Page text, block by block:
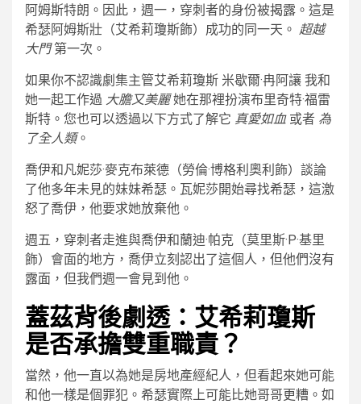
阿姆斯特朗。因此，週一，穿刺者的身份被揭露。這是
希瑟阿姆斯壯（艾希莉瓊斯飾）成功的同一天。 超越
大門第一次。
如果你不認識劇集主管艾希莉瓊斯 米歇爾·冉阿讓 我和
她一起工作過 大膽又美麗她在那裡扮演布里奇特·福雷
斯特。您也可以透過以下方式了解它 真愛如血或者 為
了全人類。
喬伊和凡妮莎·麥克布萊德（勞倫·博格利奧利飾）談論
了他多年未見的妹妹希瑟。瓦妮莎開始尋找希瑟，這激
怒了喬伊，他要求她放棄他。
週五，穿刺者走進與喬伊和蘭迪·帕克（莫里斯·P·基里
飾）會面的地方，喬伊立刻認出了這個人，但他們沒有
露面，但我們週一會見到他。
蓋茲背後劇透：艾希莉瓊斯
是否承擔雙重職責？
當然，他一直以為她是房地產經紀人，但看起來她可能
和他一樣是個罪犯。希瑟實際上可能比她哥哥更糟。如